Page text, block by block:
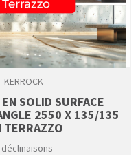
KERROCK
SOLID SURFACE
2550 X 135/135
TERRAZZO
déclinaisons